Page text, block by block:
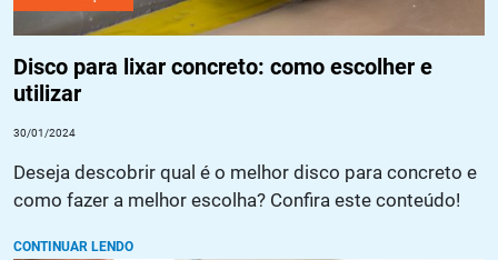
Disco para lixar concreto: como escolher e
utilizar
30/01/2024
Deseja descobrir qual é o melhor disco para concreto e
como fazer a melhor escolha? Confira este conteúdo!
CONTINUAR LENDO